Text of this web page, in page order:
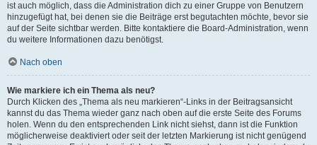
ist auch möglich, dass die Administration dich zu einer Gruppe von Benutzern
hinzugefügt hat, bei denen sie die Beiträge erst begutachten möchte, bevor sie
auf der Seite sichtbar werden. Bitte kontaktiere die Board-Administration, wenn
du weitere Informationen dazu benötigst.
Nach oben
Wie markiere ich ein Thema als neu?
Durch Klicken des „Thema als neu markieren“-Links in der Beitragsansicht
kannst du das Thema wieder ganz nach oben auf die erste Seite des Forums
holen. Wenn du den entsprechenden Link nicht siehst, dann ist die Funktion
möglicherweise deaktiviert oder seit der letzten Markierung ist nicht genügend